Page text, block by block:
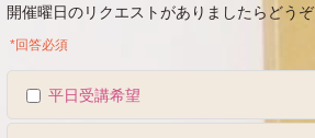
開催曜日のリクエストがありましたらどうぞ
*回答必須
平日受講希望